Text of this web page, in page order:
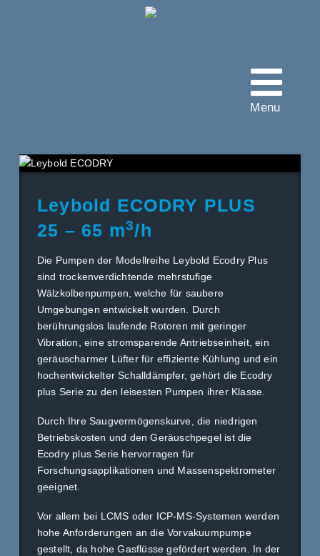
Vakuumtec
Pumpenservice
Menu
Leybold ECODRY PLUS
25 – 65 m3/h
Die Pumpen der Modellreihe Leybold Ecodry Plus
sind trockenverdichtende mehrstufige
Wälzkolbenpumpen, welche für saubere
Umgebungen entwickelt wurden. Durch
berührungslos laufende Rotoren mit geringer
Vibration, eine stromsparende Antriebseinheit, ein
geräuscharmer Lüfter für effiziente Kühlung und ein
hochentwickelter Schalldämpfer, gehört die Ecodry
plus Serie zu den leisesten Pumpen ihrer Klasse.
Durch Ihre Saugvermögenskurve, die niedrigen
Betriebskosten und den Geräuschpegel ist die
Ecodry plus Serie hervorragen für
Forschungsapplikationen und Massenspektrometer
geeignet.
Vor allem bei LCMS oder ICP-MS-Systemen werden
hohe Anforderungen an die Vorvakuumpumpe
gestellt, da hohe Gasflüsse gefördert werden. In der